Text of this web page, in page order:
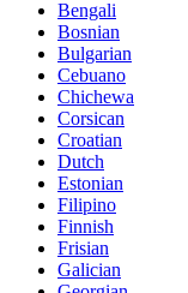
Bengali
Bosnian
Bulgarian
Cebuano
Chichewa
Corsican
Croatian
Dutch
Estonian
Filipino
Finnish
Frisian
Galician